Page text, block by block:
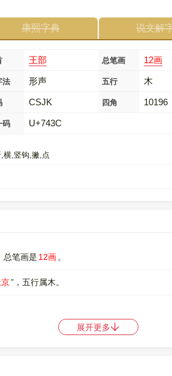
康熙字典 说文解
王部 总笔画 12画
法 形声 五行 木
CSJK 四角 10196
码 U+743C
横,竖钩,撇,点
总笔画是 12画 。
”，五行属木。
，四角号码是10196，郑码是CSJK
。
展开更多